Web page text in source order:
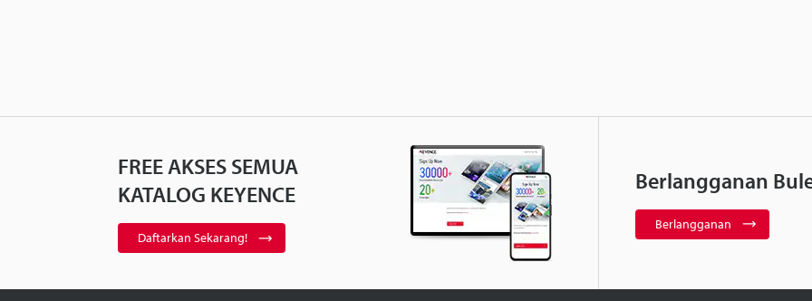
FREE AKSES SEMUA
KATALOG KEYENCE
Daftarkan Sekarang!
Berlangganan
Berlangganan